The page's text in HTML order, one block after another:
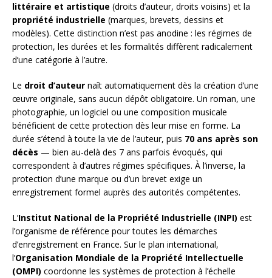
littéraire et artistique (droits d’auteur, droits voisins) et la
propriété industrielle (marques, brevets, dessins et
modèles). Cette distinction n’est pas anodine : les régimes de
protection, les durées et les formalités diffèrent radicalement
d’une catégorie à l’autre.
Le droit d’auteur naît automatiquement dès la création d’une
œuvre originale, sans aucun dépôt obligatoire. Un roman, une
photographie, un logiciel ou une composition musicale
bénéficient de cette protection dès leur mise en forme. La
durée s’étend à toute la vie de l’auteur, puis 70 ans après son
décès — bien au-delà des 7 ans parfois évoqués, qui
correspondent à d’autres régimes spécifiques. À l’inverse, la
protection d’une marque ou d’un brevet exige un
enregistrement formel auprès des autorités compétentes.
L’Institut National de la Propriété Industrielle (INPI) est
l’organisme de référence pour toutes les démarches
d’enregistrement en France. Sur le plan international,
l’Organisation Mondiale de la Propriété Intellectuelle
(OMPI) coordonne les systèmes de protection à l’échelle